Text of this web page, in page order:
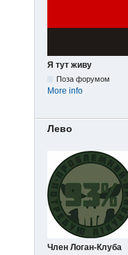
Я тут живу
Поза форумом
More info
Лево
Член Логан-Клуба